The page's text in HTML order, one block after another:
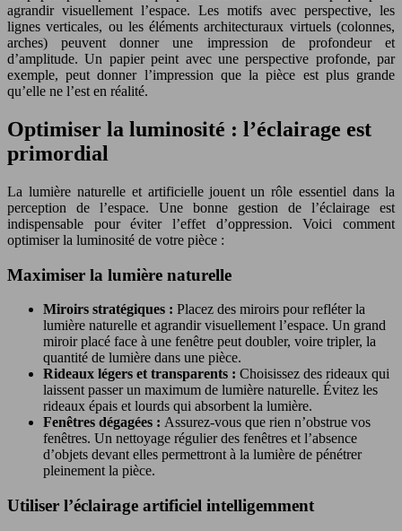
agrandir visuellement l’espace. Les motifs avec perspective, les
lignes verticales, ou les éléments architecturaux virtuels (colonnes,
arches) peuvent donner une impression de profondeur et
d’amplitude. Un papier peint avec une perspective profonde, par
exemple, peut donner l’impression que la pièce est plus grande
qu’elle ne l’est en réalité.
Optimiser la luminosité : l’éclairage est
primordial
La lumière naturelle et artificielle jouent un rôle essentiel dans la
perception de l’espace. Une bonne gestion de l’éclairage est
indispensable pour éviter l’effet d’oppression. Voici comment
optimiser la luminosité de votre pièce :
Maximiser la lumière naturelle
Miroirs stratégiques : Placez des miroirs pour refléter la
lumière naturelle et agrandir visuellement l’espace. Un grand
miroir placé face à une fenêtre peut doubler, voire tripler, la
quantité de lumière dans une pièce.
Rideaux légers et transparents : Choisissez des rideaux qui
laissent passer un maximum de lumière naturelle. Évitez les
rideaux épais et lourds qui absorbent la lumière.
Fenêtres dégagées : Assurez-vous que rien n’obstrue vos
fenêtres. Un nettoyage régulier des fenêtres et l’absence
d’objets devant elles permettront à la lumière de pénétrer
pleinement la pièce.
Utiliser l’éclairage artificiel intelligemment